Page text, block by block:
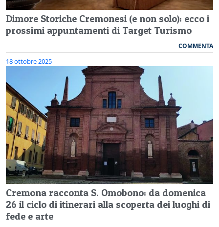
Dimore Storiche Cremonesi (e non solo): ecco i
prossimi appuntamenti di Target Turismo
COMMENTA
18 ottobre 2025
Cremona racconta S. Omobono: da domenica
26 il ciclo di itinerari alla scoperta dei luoghi di
fede e arte